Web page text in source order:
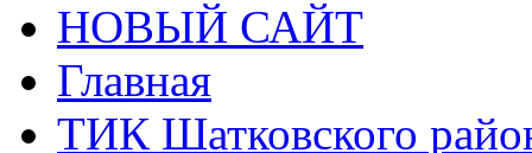
НОВЫЙ САЙТ
Главная
ТИК Шатковского